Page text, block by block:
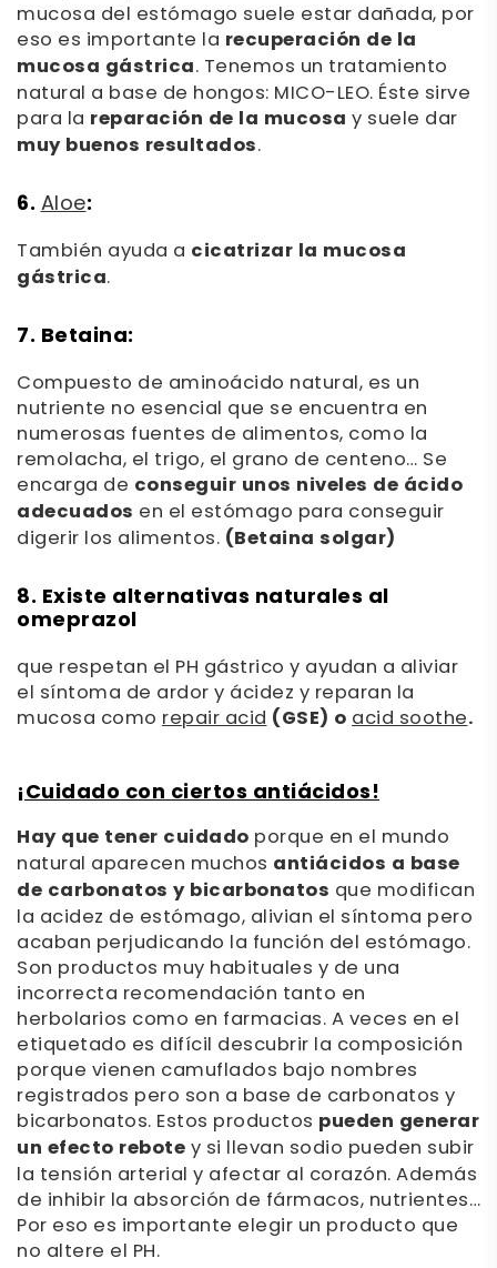
mucosa del estómago suele estar dañada, por
eso es importante la recuperación de la
mucosa gástrica. Tenemos un tratamiento
natural a base de hongos: MICO-LEO. Éste sirve
para la reparación de la mucosa y suele dar
muy buenos resultados.
6.Aloe:
También ayuda a cicatrizar la mucosa
gástrica.
7. Betaina:
Compuesto de aminoácido natural, es un
nutriente no esencial que se encuentra en
numerosas fuentes de alimentos, como la
remolacha, el trigo, el grano de centeno… Se
encarga de conseguir unos niveles de ácido
adecuados en el estómago para conseguir
digerir los alimentos. (Betaina solgar)
8. Existe alternativas naturales al
omeprazol
que respetan el PH gástrico y ayudan a aliviar
el síntoma de ardor y ácidez y reparan la
mucosa como repair acid(GSE) oacid soothe.
¡Cuidado con ciertos antiácidos!
Hay que tener cuidado porque en el mundo
natural aparecen muchos antiácidos a base
de carbonatos y bicarbonatos que modifican
la acidez de estómago, alivian el síntoma pero
acaban perjudicando la función del estómago.
Son productos muy habituales y de una
incorrecta recomendación tanto en
herbolarios como en farmacias. A veces en el
etiquetado es difícil descubrir la composición
porque vienen camuflados bajo nombres
registrados pero son a base de carbonatos y
bicarbonatos. Estos productos pueden generar
un efecto rebotey si llevan sodio pueden subir
la tensión arterial y afectar al corazón. Además
de inhibir la absorción de fármacos, nutrientes…
Por eso es importante elegir un producto que
no altere el PH.